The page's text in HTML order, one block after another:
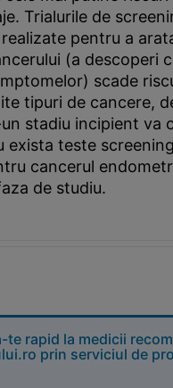
Trialurile de
pentru a
(a descoperi
scade
tipuri de cancere,
stadiu incipient va
exista teste
cancerul
de studiu.
te rapid la medicii
prin serviciul de